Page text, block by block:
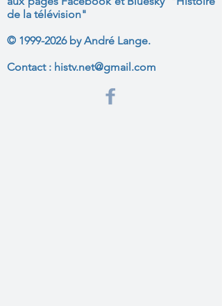
de la télévision"
© 1999-2026by André Lange.
Contact : histv.net@gmail.com